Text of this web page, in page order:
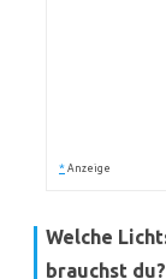
* Anzeige
Welche
brauchst du?